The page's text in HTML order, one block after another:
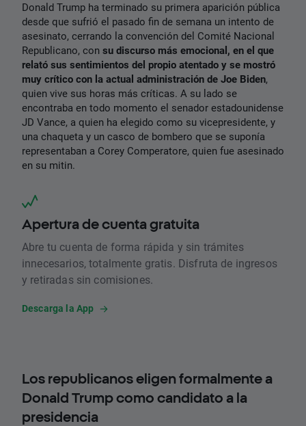
Donald Trump ha terminado su primera aparición pública
desde que sufrió el pasado fin de semana un intento de
asesinato, cerrando la convención del Comité Nacional
Republicano, con su discurso más emocional, en el que
relató sus sentimientos del propio atentado y se mostró
muy crítico con la actual administración de Joe Biden,
quien vive sus horas más críticas. A su lado se
encontraba en todo momento el senador estadounidense
JD Vance, a quien ha elegido como su vicepresidente, y
una chaqueta y un casco de bombero que se suponía
representaban a Corey Comperatore, quien fue asesinado
en su mitin.
Apertura de cuenta gratuita
Abre tu cuenta de forma rápida y sin trámites
innecesarios, totalmente gratis. Disfruta de ingresos
y retiradas sin comisiones.
Descarga la App
Los republicanos eligen formalmente a
Donald Trump como candidato a la
presidencia